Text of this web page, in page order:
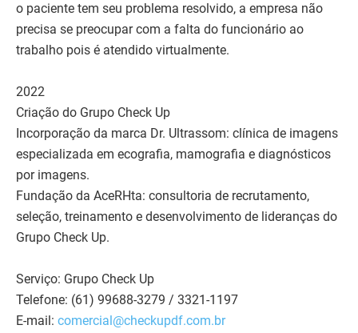
o paciente tem seu problema resolvido, a empresa não
precisa se preocupar com a falta do funcionário ao
trabalho pois é atendido virtualmente.
2022
Criação do Grupo Check Up
Incorporação da marca Dr. Ultrassom: clínica de imagens
especializada em ecografia, mamografia e diagnósticos
por imagens.
Fundação da AceRHta: consultoria de recrutamento,
seleção, treinamento e desenvolvimento de lideranças do
Grupo Check Up.
Serviço: Grupo Check Up
Telefone: (61) 99688-3279 / 3321-1197
E-mail: comercial@checkupdf.com.br